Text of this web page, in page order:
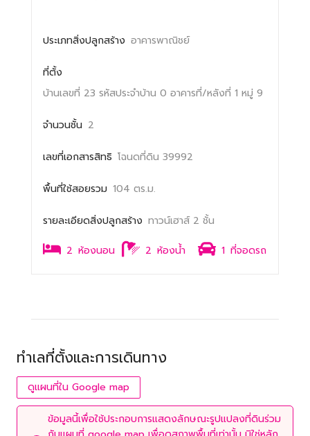
ประเภทสิ่งปลูกสร้าง อาคารพาณิชย์
ที่ตั้ง
บ้านเลขที่ 23 รหัสประจำบ้าน 0 อาคารที่/หลังที่ 1 หมู่ 9
จำนวนชั้น 2
เลขที่เอกสารสิทธิ โฉนดที่ดิน 39992
พื้นที่ใช้สอยรวม 104 ตร.ม.
รายละเอียดสิ่งปลูกสร้าง ทาวน์เฮาส์ 2 ชั้น
2 ห้องนอน 2 ห้องน้ำ 1 ที่จอดรถ
ทำเลที่ตั้งและการเดินทาง
ดูแผนที่ใน Google map
ข้อมูลนี้เพื่อใช้ประกอบการแสดงลักษณะรูปแปลงที่ดินร่วม